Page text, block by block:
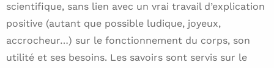
scientifique, sans lien avec un vrai travail d’explication
positive (autant que possible ludique, joyeux,
accrocheur…) sur le fonctionnement du corps, son
utilité et ses besoins. Les savoirs sont servis sur le